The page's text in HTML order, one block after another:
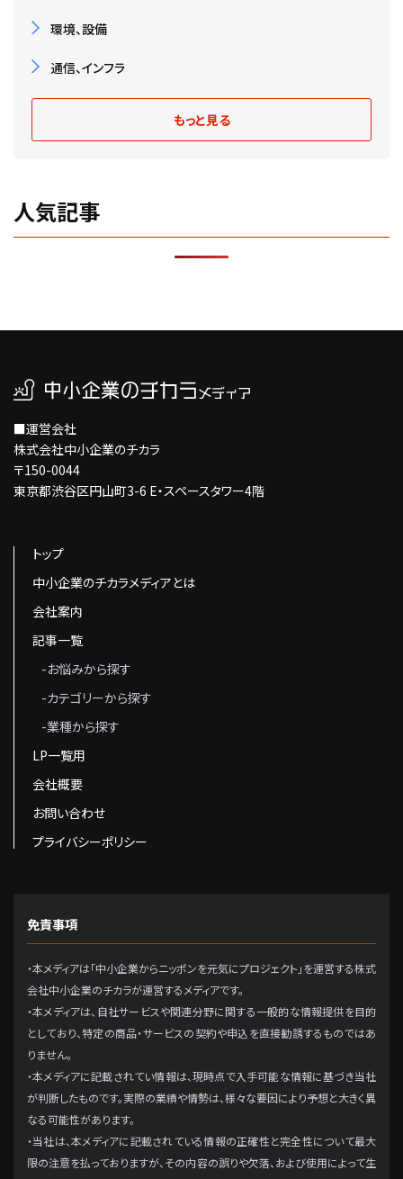
環境、設備
通信、インフラ
もっと見る
人気記事
■運営会社
株式会社中小企業のチカラ
〒150-0044
東京都渋谷区円山町3-6 E・スペースタワー4階
トップ
中小企業のチカラメディアとは
会社案内
記事一覧
-お悩みから探す
-カテゴリーから探す
-業種から探す
LP一覧用
会社概要
お問い合わせ
プライバシーポリシー
免責事項
・本メディアは「中小企業からニッポンを元気にプロジェクト」を運営する株式
会社中小企業のチカラが運営するメディアです。
・本メディアは、自社サービスや関連分野に関する一般的な情報提供を目的
としており、特定の商品・サービスの契約や申込を直接勧誘するものではあ
りません。
・本メディアに記載されてい情報は、現時点で入手可能な情報に基づき当社
が判断したものです。実際の業績や情勢は、様々な要因により予想と大きく異
なる可能性があります。
・当社は、本メディアに記載されている情報の正確性と完全性について最大
限の注意を払っておりますが、その内容の誤りや欠落、および使用によって生